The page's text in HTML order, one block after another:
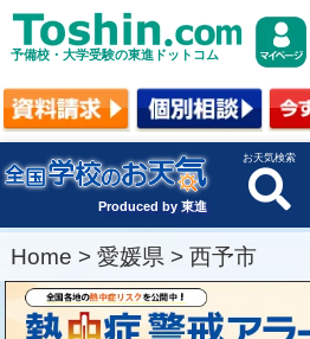
予備校・大学受験の東進ドットコム
Produced by 東進
お天気検索
Home > 愛媛県 > 西予市